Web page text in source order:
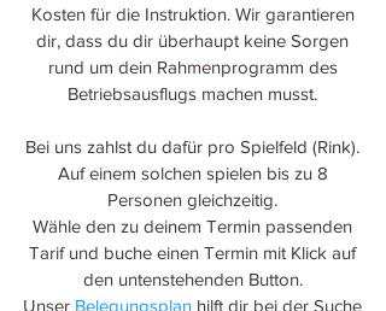
Kosten für die Instruktion. Wir garantieren
dir, dass du dir überhaupt keine Sorgen
rund um dein Rahmenprogramm des
Betriebsausflugs machen musst.
Bei uns zahlst du dafür pro Spielfeld (Rink).
Auf einem solchen spielen bis zu 8
Personen gleichzeitig.
Wähle den zu deinem Termin passenden
Tarif und buche einen Termin mit Klick auf
den untenstehenden Button.
Unser Belegungsplan hilft dir bei der Suche